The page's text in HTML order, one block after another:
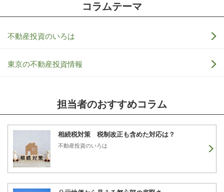
コラムテーマ
不動産投資のいろは
東京の不動産投資情報
担当者のおすすめコラム
相続税対策 税制改正も含めた対応は？
不動産投資のいろは